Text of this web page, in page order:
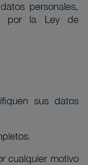
personales,
por la Ley de
sus datos
cualquier motivo